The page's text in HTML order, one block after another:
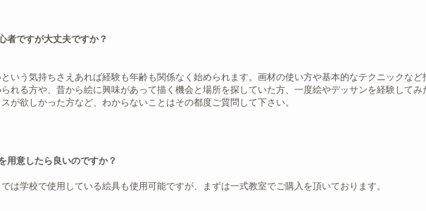
者ですが大丈夫ですか？
いう気持ちさえあれば経験も年齢も関係なく始められます。画材の使い方や基本的なテクニックな
れる方や、昔から絵に興味があって描く機会と場所を探していた方、一度絵やデッサンを経験して
が欲しかった方など、わからないことはその都度ご質問して下さい。
意したら良いのですか？
は学校で使用している絵具も使用可能ですが、まずは一式教室でご購入を頂いております。